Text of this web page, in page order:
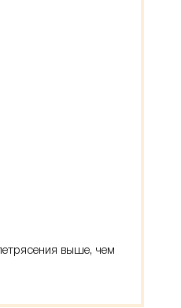
выше, чем